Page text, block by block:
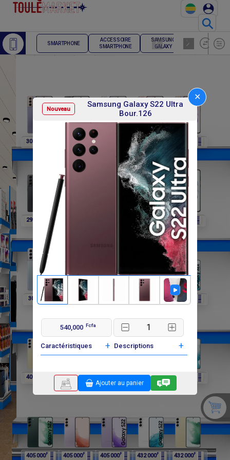
⚲
Nouveau
Samsung Galaxy S22 Ultra
Bour.126
✕
540,000 Fcfa
Caractéristiques + Descriptions +
Ajouter au panier
SMARTPHONE
ACCESSOIRE
SMARTPHONE
SAMSUNG
GALAXY
TELEPHONE
FIXE
307 800 307 800F 307 800F
291 600 302 400F 302 400
302 400 297 000F 405 000
405 000 405 000 F F 405 000F 405 000
405 000F 405 000F 405 000F 432 000F 432 000F